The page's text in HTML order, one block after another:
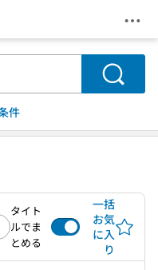
メ
検索
件
タイト
ルでま
とめる
一括
お気
に入
り